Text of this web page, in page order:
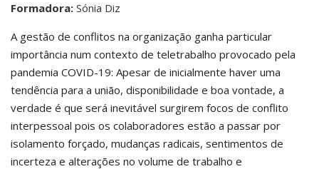
Formadora: Sónia Diz
A gestão de conflitos na organização ganha particular
importância num contexto de teletrabalho provocado pela
pandemia COVID-19: Apesar de inicialmente haver uma
tendência para a união, disponibilidade e boa vontade, a
verdade é que será inevitável surgirem focos de conflito
interpessoal pois os colaboradores estão a passar por
isolamento forçado, mudanças radicais, sentimentos de
incerteza e alterações no volume de trabalho e